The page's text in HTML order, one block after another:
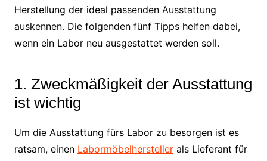
Herstellung der ideal passenden Ausstattung
auskennen. Die folgenden fünf Tipps helfen dabei,
wenn ein Labor neu ausgestattet werden soll.
1. Zweckmäßigkeit der Ausstattung
ist wichtig
Um die Ausstattung fürs Labor zu besorgen ist es
ratsam, einen Labormöbelherstellerals Lieferant für